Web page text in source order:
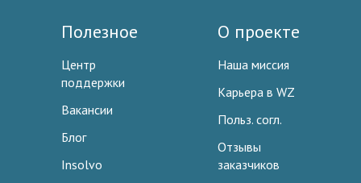
Полезное
Центр
поддержки
Вакансии
Блог
Insolvo
О проекте
Наша миссия
Карьера в WZ
Польз. согл.
Отзывы
заказчиков